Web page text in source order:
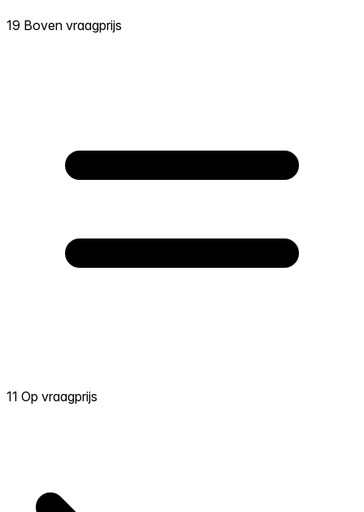
19 Boven vraagprijs
11 Op vraagprijs